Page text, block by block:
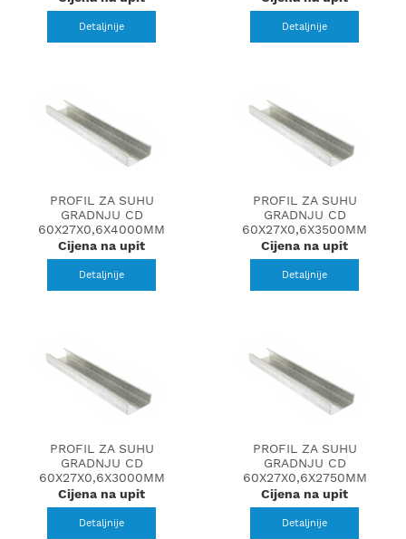
Detaljnije Detaljnije
PROFIL ZA SUHU
GRADNJU CD
60X27X0,6X4000MM
Cijena na upit
Detaljnije
PROFIL ZA SUHU
GRADNJU CD
60X27X0,6X3500MM
Cijena na upit
Detaljnije
PROFIL ZA SUHU
GRADNJU CD
60X27X0,6X3000MM
Cijena na upit
Detaljnije
PROFIL ZA SUHU
GRADNJU CD
60X27X0,6X2750MM
Cijena na upit
Detaljnije